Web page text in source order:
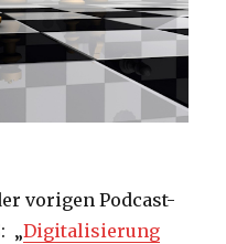
vorigen Podcast-
„Digitalisierung